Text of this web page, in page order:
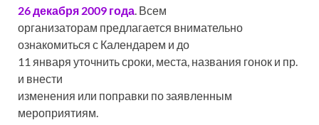
26 декабря 2009 года. Всем
организаторам предлагается внимательно
ознакомиться с Календарем и до
11 января уточнить сроки, места, названия гонок и пр.
и внести
изменения или поправки по заявленным
мероприятиям.